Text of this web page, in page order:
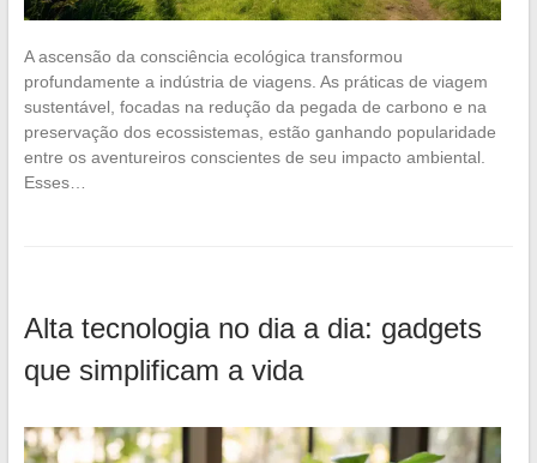
A ascensão da consciência ecológica transformou
profundamente a indústria de viagens. As práticas de viagem
sustentável, focadas na redução da pegada de carbono e na
preservação dos ecossistemas, estão ganhando popularidade
entre os aventureiros conscientes de seu impacto ambiental.
Esses…
Alta tecnologia no dia a dia: gadgets
que simplificam a vida